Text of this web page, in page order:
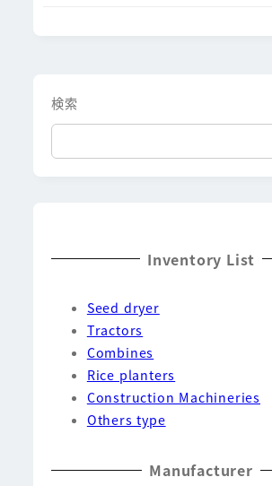
検索
Inventory List
Seed dryer
Tractors
Combines
Rice planters
Construction Machineries
Others type
Manufacturer